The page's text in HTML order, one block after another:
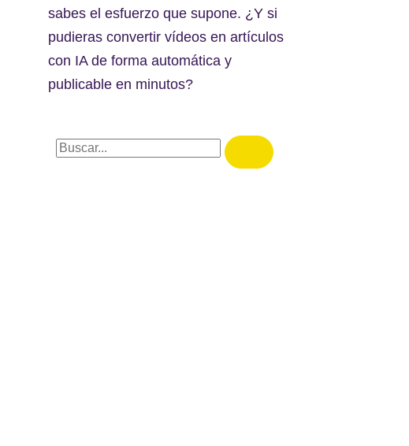
sabes el esfuerzo que supone. ¿Y si
pudieras convertir vídeos en artículos
con IA de forma automática y
publicable en minutos?